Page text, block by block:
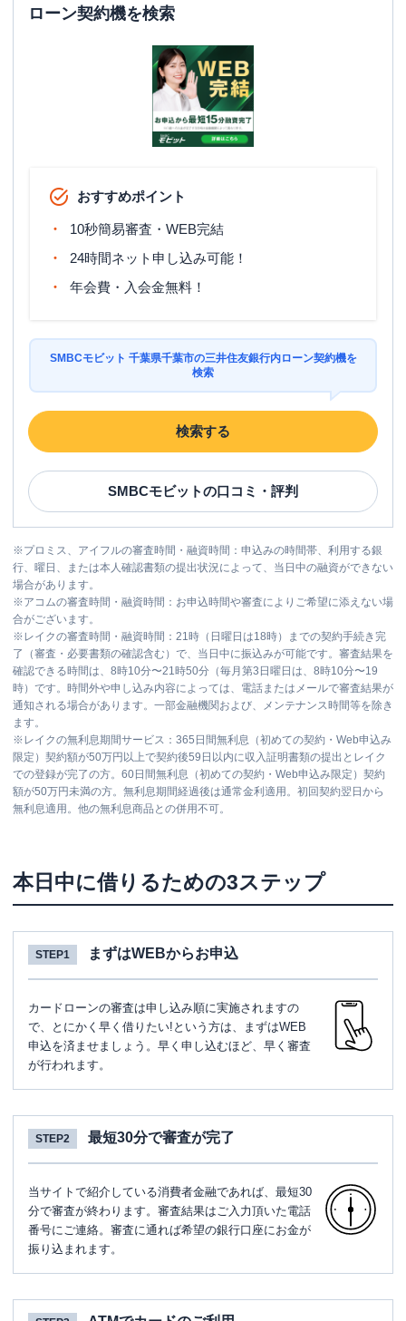
ローン契約機を検索
おすすめポイント
10秒簡易審査・WEB完結
24時間ネット申し込み可能！
年会費・入会金無料！
SMBCモビット 千葉県千葉市の三井住友銀行内ローン契約機を
検索
検索する
SMBCモビットの口コミ・評判
※プロミス、アイフルの審査時間・融資時間：申込みの時間帯、利用する銀
行、曜日、または本人確認書類の提出状況によって、当日中の融資ができない
場合があります。
※アコムの審査時間・融資時間：お申込時間や審査によりご希望に添えない場
合がございます。
※ レイクの審査時間・融資時間：21時（日曜日は18時）までの契約手続き完
了（審査・必要書類の確認含む）で、当日中に振込みが可能です。審査結果を
確認できる時間は、8時10分〜21時50分（毎月第3日曜日は、8時10分〜19
時）です。時間外や申し込み内容によっては、電話またはメールで審査結果が
通知される場合があります。一部金融機関および、メンテナンス時間等を除き
ます。
※ レイクの無利息期間サービス：365日間無利息（初めての契約・Web申込み
限定）契約額が50万円以上で契約後59日以内に収入証明書類の提出とレイク
での登録が完了の方。60日間無利息（初めての契約・Web申込み限定）契約
額が50万円未満の方。無利息期間経過後は通常金利適用。初回契約翌日から
無利息適用。他の無利息商品との併用不可。
本日中に借りるための3ステップ
STEP1 まずはWEBからお申込
カードローンの審査は申し込み順に実施されますの
で、とにかく早く借りたい!という方は、まずはWEB
申込を済ませましょう。早く申し込むほど、早く審査
が行われます。
STEP2 最短30分で審査が完了
当サイトで紹介している消費者金融であれば、最短30
分で審査が終わります。審査結果はご入力頂いた電話
番号にご連絡。審査に通れば希望の銀行口座にお金が
振り込まれます。